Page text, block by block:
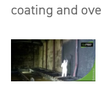
coating and